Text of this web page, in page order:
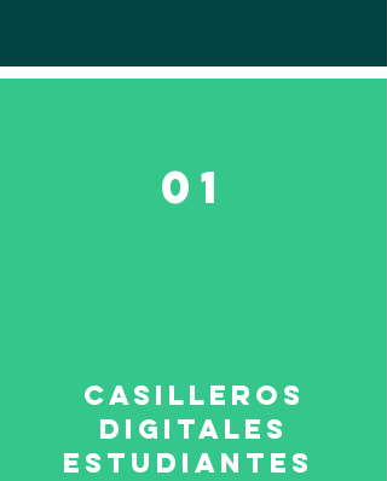
01
CASILLEROS
DIGITALES
ESTUDIANTES